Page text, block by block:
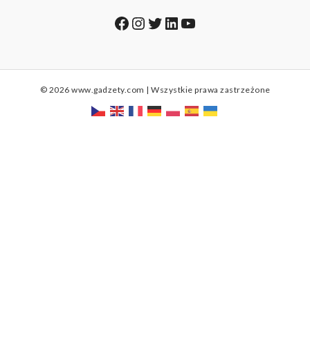
Facebook
Instagram
Twitter
LinkedIn
YouTube
© 2026 www.gadzety.com | Wszystkie prawa zastrzeżone